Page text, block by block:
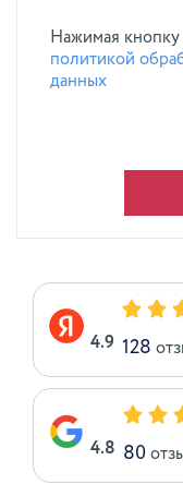
Нажимая кнопку
политикой
данных
4.9 128
4.8 80